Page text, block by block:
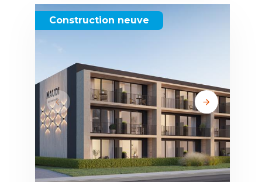
Construction neuve